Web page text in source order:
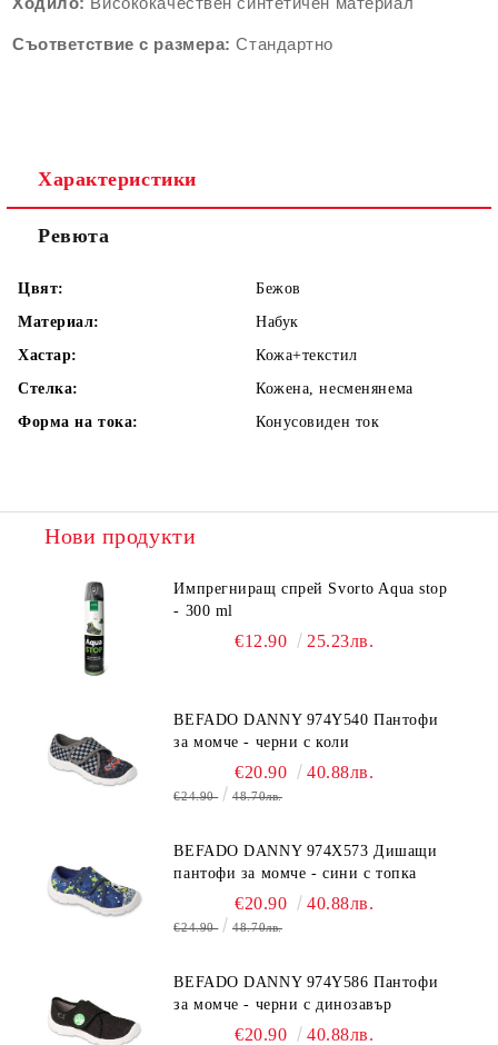
Съответствие с размера: Стандартно
Характеристики
Ревюта
Цвят:
Бежов
Материал:
Набук
Хастар:
Кожа+текстил
Стелка:
Кожена, несменянема
Форма на тока:
Конусовиден ток
Нови продукти
Импрегниращ спрей Svorto Aqua stop
- 300 ml
€12.90 25.23лв.
BEFADO DANNY 974Y540 Пантофи
за момче - черни с коли
€20.90 40.88лв.
€24.90 48.70лв.
BEFADO DANNY 974X573 Дишащи
пантофи за момче - сини с топка
€20.90 40.88лв.
€24.90 48.70лв.
BEFADO DANNY 974Y586 Пантофи
за момче - черни с динозавър
€20.90 40.88лв.